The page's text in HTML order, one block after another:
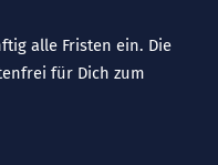
alle Fristen ein. Die
für Dich zum